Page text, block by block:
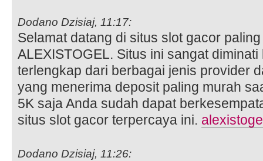
Dodano Dzisiaj, 11:17:
Selamat datang di situs slot gacor
ALEXISTOGEL. Situs ini sangat
terlengkap dari berbagai jenis provider
yang menerima deposit paling murah
5K saja Anda sudah dapat
situs slot gacor terpercaya ini.
Dodano Dzisiaj, 11:26: